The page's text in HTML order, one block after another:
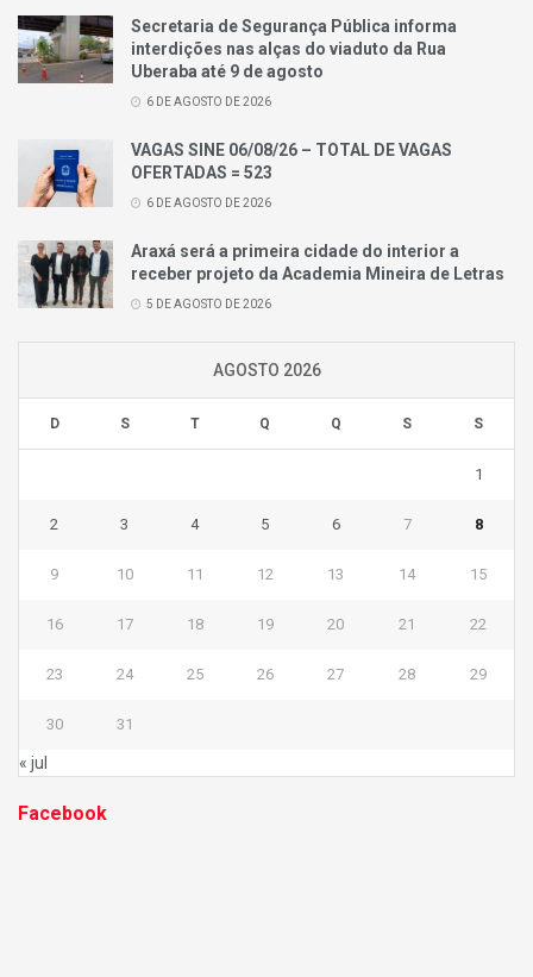
Secretaria de Segurança Pública informa
interdições nas alças do viaduto da Rua
Uberaba até 9 de agosto
6 DE AGOSTO DE 2026
VAGAS SINE 06/08/26 – TOTAL DE VAGAS
OFERTADAS = 523
6 DE AGOSTO DE 2026
Araxá será a primeira cidade do interior a
receber projeto da Academia Mineira de Letras
5 DE AGOSTO DE 2026
AGOSTO 2026
D S T Q Q S S
1
2 3 4 5 6 7 8
9 10 11 12 13 14 15
16 17 18 19 20 21 22
23 24 25 26 27 28 29
30 31
« jul
Facebook